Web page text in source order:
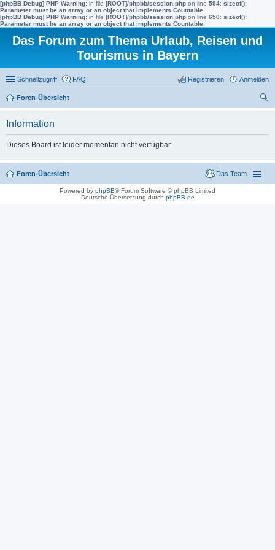
[phpBB Debug] PHP Warning: in file [ROOT]/phpbb/session.php on line 594: sizeof():
Parameter must be an array or an object that implements Countable
[phpBB Debug] PHP Warning: in file [ROOT]/phpbb/session.php on line 650: sizeof():
Parameter must be an array or an object that implements Countable
Das Forum zum Thema Urlaub, Reisen und
Tourismus in Bayern
Schnellzugriff FAQ Anmelden
Registrieren
Foren-Übersicht
Information
Dieses Board ist leider momentan nicht verfügbar.
Foren-Übersicht Das Team
Powered by phpBB® Forum Software © phpBB Limited
Deutsche Übersetzung durch phpBB.de